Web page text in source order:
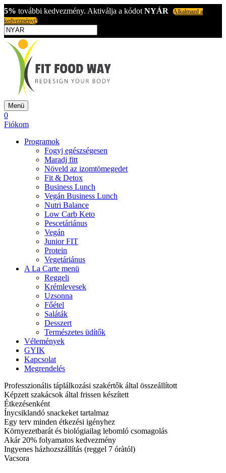
5% további kedvezmény. Aktiválja a kódot NYÁR
Alkalmazd a
kedvezményt!
Menü
0
Fiókom
Programok
Fogyj egészségesen
Maradj fitt
Növeld az izomtömegedet
Fit & Detox
Business Lunch
Vegán Business Lunch
Nutri Balance
Low Carb Keto
Pescetáriánus
Vegán
Junior FIT
Protein
Vegetáriánus
A La Carte menü
Reggeli
Krémlevesek
Uzsonna
Főétel
Saláták
Desszert
Természetes üdítők
Vélemények
GYIK
Kapcsolat
Megrendelés
Professzionális táplálkozási szakértők által összeállított
Képzett szakácsok által frissen készített
Étkezésenként
Ínycsiklandó snackeket tartalmaz
Egy terv minden étkezési igényhez
Környezetbarát és biológiailag lebomló csomagolás
Akár 20% folyamatos kedvezmény
Ingyenes házhozszállítás (reggel 7 óràtól)
Vacsora